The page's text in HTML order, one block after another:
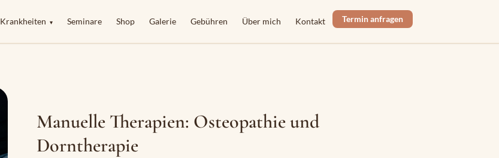
Krankheiten ▾ Seminare Shop Galerie Gebühren Über mich Kontakt Termin anfragen
Manuelle Therapien: Osteopathie und
Dorntherapie